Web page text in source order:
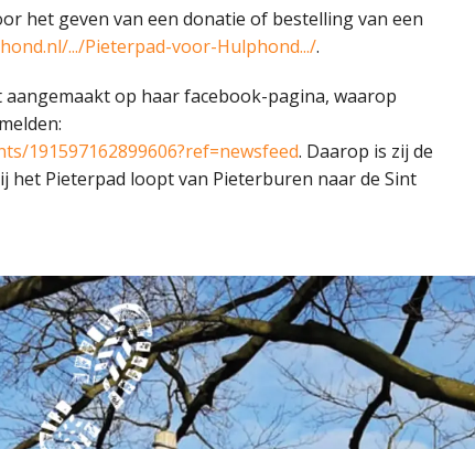
het geven van een donatie of bestelling van een
.../Pieterpad-voor-Hulphond.../.
aangemaakt op haar facebook-pagina, waarop
191597162899606?ref=newsfeed. Daarop is zij de
het Pieterpad loopt van Pieterburen naar de Sint